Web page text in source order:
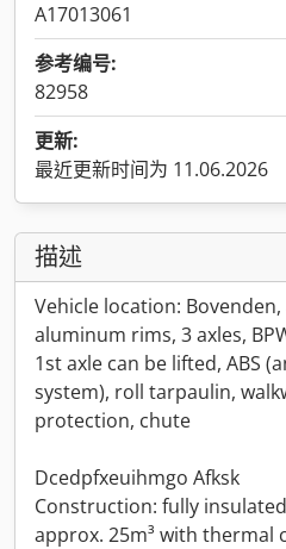
A17013061
参考编号:
82958
更新:
最近更新时间为 11.06.2026
描述
Vehicle location:
aluminum rims, 3 axles,
1st axle can be lifted, ABS
system), roll tarpaulin,
protection, chute
Dcedpfxeuihmgo Afksk
Construction: fully
approx. 25m³ with thermal